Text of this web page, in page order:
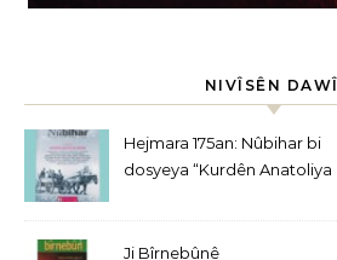
NIVÎSÊN DAWÎ
Hejmara 175an: Nûbihar bi
dosyeya “Kurdên Anatoliya
Ji Bîrnebûnê